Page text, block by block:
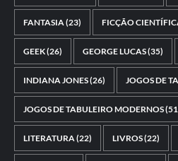
FANTASIA(23) FICÇÃO
GEEK(26) GEORGE LUCAS(35)
INDIANA JONES(26) JOGOS DE
JOGOS DE TABULEIRO MODERNOS
LITERATURA(22) LIVROS(22)